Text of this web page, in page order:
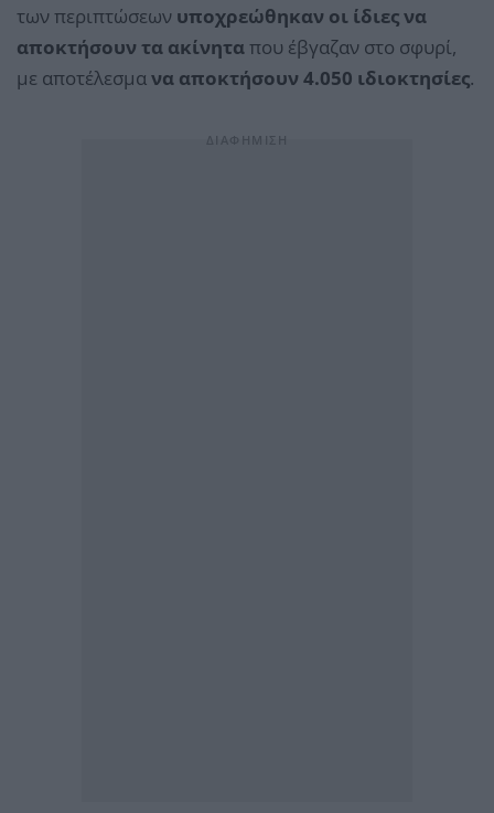
των περιπτώσεων υποχρεώθηκαν οι ίδιες να
αποκτήσουν τα ακίνηταπου έβγαζαν στο σφυρί,
με αποτέλεσμανα αποκτήσουν 4.050 ιδιοκτησίες.